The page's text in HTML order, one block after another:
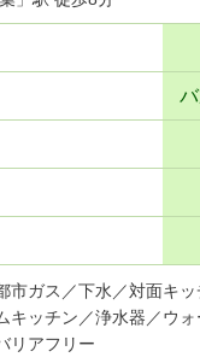
市ガス／下水／対面キ
キッチン／浄水器／ウ
リアフリー